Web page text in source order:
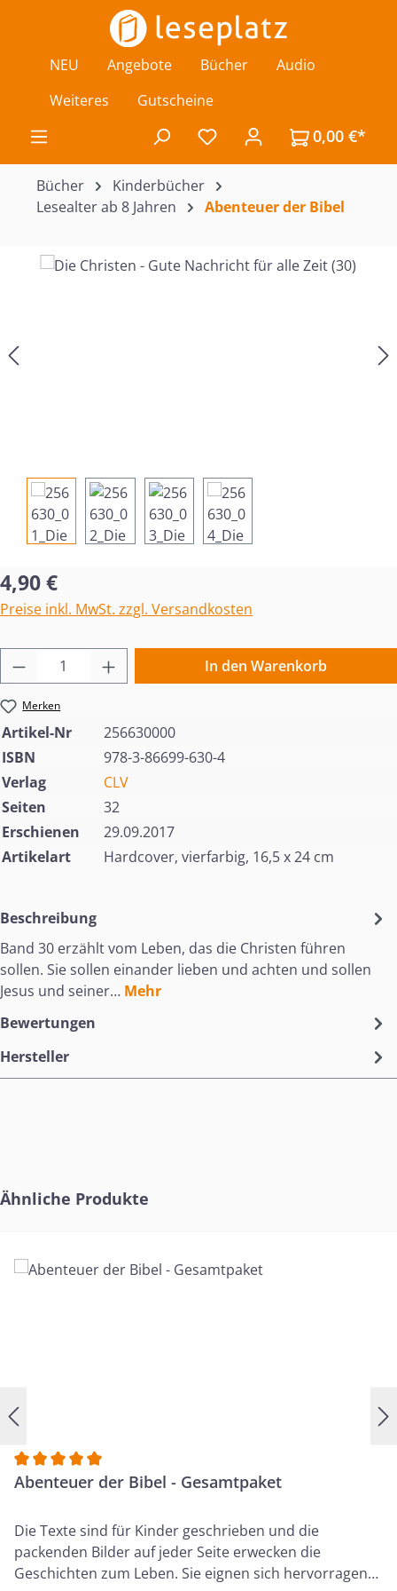
Zum Hauptinhalt springen
NEU Angebote Bücher
Audio
Weiteres
Gutscheine
Du hast 0 Produkte auf
0,00 €*
Bücher
Kinderbücher
Lesealter ab 8 Jahren
Abenteuer der Bibel
Bildergalerie überspringen
Regulärer Preis:
4,90 €
Preise inkl. MwSt. zzgl. Versandkosten
Produkt Anzahl: Gib den gewünschten
In den Warenkorb
Merken
Artikel-Nr
256630000
ISBN
978-3-86699-630-4
Verlag
CLV
Seiten
32
Erschienen
29.09.2017
Artikelart
Hardcover, vierfarbig, 16,5 x 24 cm
Beschreibung
Band 30 erzählt vom Leben, das die Christen führen
sollen. Sie sollen einander lieben und achten und sollen
Jesus und seiner… Mehr
Bewertungen
Hersteller
Produktgalerie überspringen
Ähnliche Produkte
Durchschnittliche Bewertung von 5 von 5 Sternen
Abenteuer der Bibel - Gesamtpaket
Die Texte sind für Kinder geschrieben und die
packenden Bilder auf jeder Seite erwecken die
Geschichten zum Leben. Sie eignen sich hervorragend